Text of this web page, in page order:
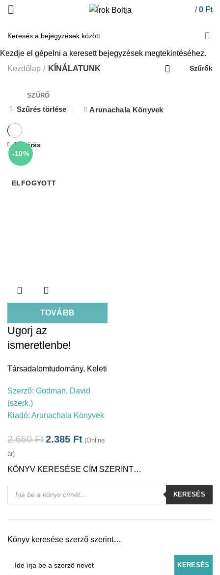
/ 0 Ft
KÍNÁLATUNK
KÖNYV KERESÉSE CÍM SZERINT…
Products
search
KERESÉS
Könyv keresése szerző szerint…
Kezdőlap KÍNÁLATUNK Szűrők
SZŰRŐ
Szűrés törlése Arunachala Könyvek
-10%
ELFOGYOTT
TOVÁBB
Bezárás
Ugorj az
ismeretlenbe!
Társadalomtudomány, Keleti
Szerző: Godman, David
(szerk.)
Kiadó: Arunachala Könyvek
2.650Ft2.385 Ft (Online
ár)
Kezdje el gépelni a keresett bejegyzések megtekintéséhez.